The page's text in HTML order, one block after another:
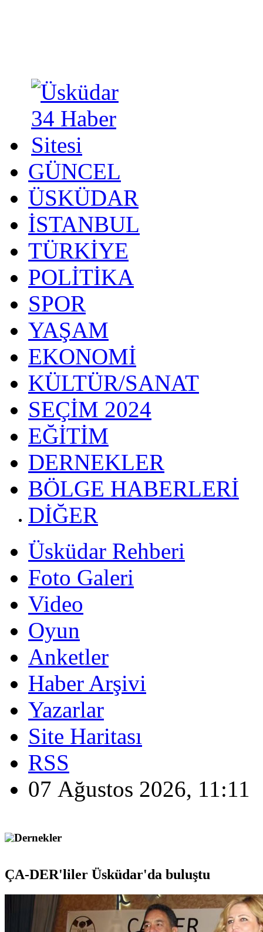
GÜNCEL
ÜSKÜDAR
İSTANBUL
TÜRKİYE
POLİTİKA
SPOR
YAŞAM
EKONOMİ
KÜLTÜR/SANAT
SEÇİM 2024
EĞİTİM
DERNEKLER
BÖLGE HABERLERİ
DİĞER
Üsküdar Rehberi
Foto Galeri
Video
Oyun
Anketler
Haber Arşivi
Yazarlar
Site Haritası
RSS
07 Ağustos 2026, 11:11
Dernekler
ÇA-DER'liler Üsküdar'da buluştu